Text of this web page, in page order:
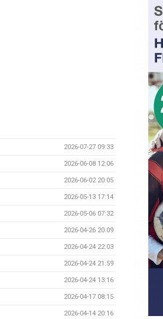
2026-07-27 09:33
2026-06-08 12:06
2026-06-02 20:05
2026-05-13 17:14
2026-05-06 07:32
2026-04-26 20:09
2026-04-24 22:03
2026-04-24 21:59
2026-04-24 13:16
2026-04-17 08:15
2026-04-14 20:16